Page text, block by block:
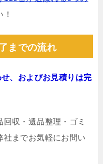
までの流れ
、およびお見積りは完
収・遺品整理・ゴミ
社までお気軽にお問い